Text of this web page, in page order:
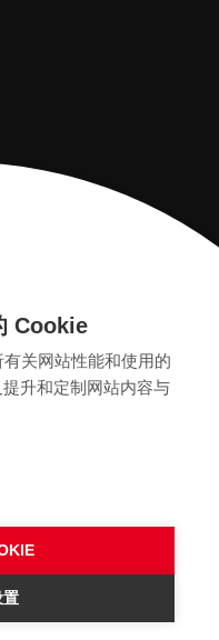
Cookie
关网站性能和使用的
升和定制网站内容与
置